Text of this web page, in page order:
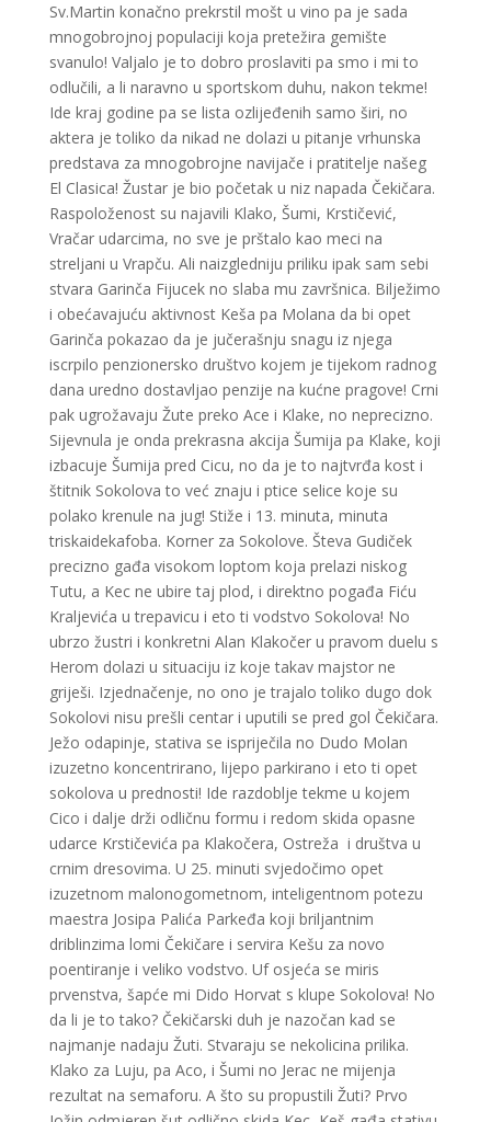
Sv.Martin konačno prekrstil mošt u vino pa je sada
mnogobrojnoj populaciji koja pretežira gemište
svanulo! Valjalo je to dobro proslaviti pa smo i mi to
odlučili, a li naravno u sportskom duhu, nakon tekme!
Ide kraj godine pa se lista ozlijeđenih samo širi, no
aktera je toliko da nikad ne dolazi u pitanje vrhunska
predstava za mnogobrojne navijače i pratitelje našeg
El Clasica! Žustar je bio početak u niz napada Čekičara.
Raspoloženost su najavili Klako, Šumi, Krstičević,
Vračar udarcima, no sve je prštalo kao meci na
streljani u Vrapču. Ali naizgledniju priliku ipak sam sebi
stvara Garinča Fijucek no slaba mu završnica. Bilježimo
i obećavajuću aktivnost Keša pa Molana da bi opet
Garinča pokazao da je jučerašnju snagu iz njega
iscrpilo penzionersko društvo kojem je tijekom radnog
dana uredno dostavljao penzije na kućne pragove! Crni
pak ugrožavaju Žute preko Ace i Klake, no neprecizno.
Sijevnula je onda prekrasna akcija Šumija pa Klake, koji
izbacuje Šumija pred Cicu, no da je to najtvrđa kost i
štitnik Sokolova to već znaju i ptice selice koje su
polako krenule na jug! Stiže i 13. minuta, minuta
triskaidekafoba. Korner za Sokolove. Števa Gudiček
precizno gađa visokom loptom koja prelazi niskog
Tutu, a Kec ne ubire taj plod, i direktno pogađa Fiću
Kraljevića u trepavicu i eto ti vodstvo Sokolova! No
ubrzo žustri i konkretni Alan Klakočer u pravom duelu s
Herom dolazi u situaciju iz koje takav majstor ne
griješi. Izjednačenje, no ono je trajalo toliko dugo dok
Sokolovi nisu prešli centar i uputili se pred gol Čekičara.
Ježo odapinje, stativa se ispriječila no Dudo Molan
izuzetno koncentrirano, lijepo parkirano i eto ti opet
sokolova u prednosti! Ide razdoblje tekme u kojem
Cico i dalje drži odličnu formu i redom skida opasne
udarce Krstičevića pa Klakočera, Ostreža i društva u
crnim dresovima. U 25. minuti svjedočimo opet
izuzetnom malonogometnom, inteligentnom potezu
maestra Josipa Palića Parkeđa koji briljantnim
driblinzima lomi Čekičare i servira Kešu za novo
poentiranje i veliko vodstvo. Uf osjeća se miris
prvenstva, šapće mi Dido Horvat s klupe Sokolova! No
da li je to tako? Čekičarski duh je nazočan kad se
najmanje nadaju Žuti. Stvaraju se nekolicina prilika.
Klako za Luju, pa Aco, i Šumi no Jerac ne mijenja
rezultat na semaforu. A što su propustili Žuti? Prvo